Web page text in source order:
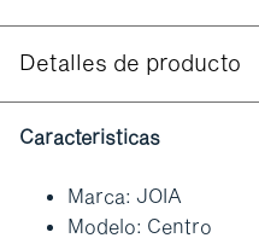
Detalles de producto
Caracteristicas
Marca: JOIA
Modelo: Centro